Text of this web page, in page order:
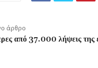
άρθρο
από 37.000 λήψεις